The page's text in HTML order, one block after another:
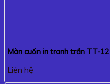
Màn cuốn in tranh trần TT-12
Liên hệ